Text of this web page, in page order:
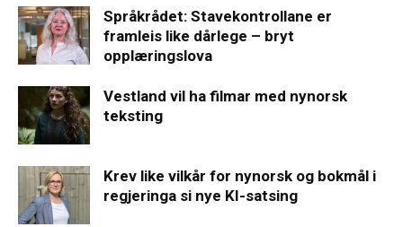
Språkrådet: Stavekontrollane er
framleis like dårlege – bryt
opplæringslova
Vestland vil ha filmar med nynorsk
teksting
Krev like vilkår for nynorsk og bokmål i
regjeringa si nye KI-satsing